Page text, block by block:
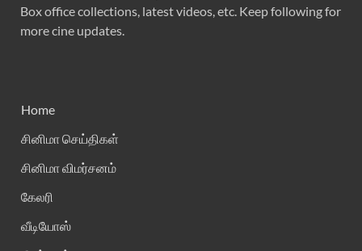
Box office collections, latest videos, etc. Keep following for
more cine updates.
Home
சினிமா செய்திகள்
சினிமா விமர்சனம்
கேலரி
வீடியோஸ்